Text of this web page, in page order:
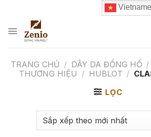
content
TRANG CHỦ / DÂY DA ĐỒNG HỒ /
THƯƠNG HIỆU / HUBLOT /
LỌC